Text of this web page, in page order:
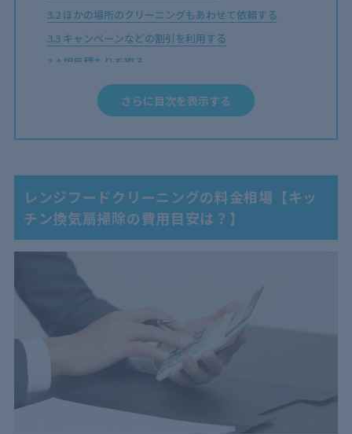
3.2ほかの場所のクリーニングもあわせて依頼する
3.3キャンペーンなどの割引を利用する
3.4相見積もりを取る
レンジフードのクリーニング料金は割安！換気扇掃除
をプロに依頼するメリット
4.1自分では落とせない頑固な油汚れも落とせる
5
レンジフードのクリーニング料金を出したくない！掃
除しないと起こること
悪臭が発生する
汚れが料理に入ってしまう可能性がある
レンジフードのクリーニング業者選び！料金と一緒に
チェックしたい4つのポイント
6.1作業範囲が明確に記載されている
6.2見積もりを詳細に出してくれる
損害保険に加入している
さらに目次を表示する
レンジフードクリーニングの料金相場【キッ
チン換気扇掃除の費用目安は？】